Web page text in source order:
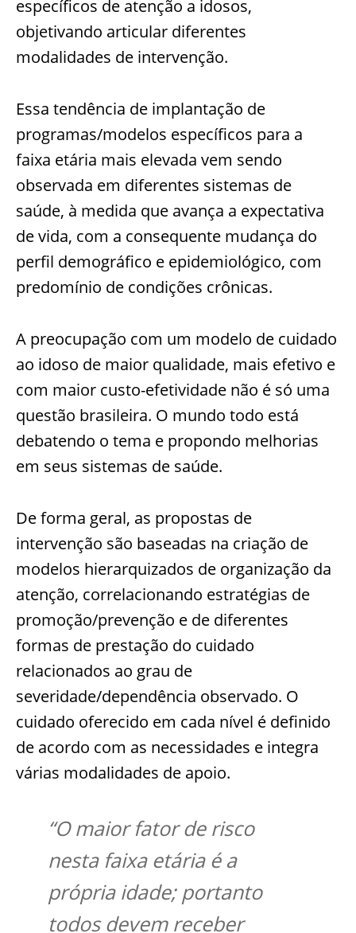
específicos de atenção a idosos,
objetivando articular diferentes
modalidades de intervenção.
Essa tendência de implantação de
programas/modelos específicos para a
faixa etária mais elevada vem sendo
observada em diferentes sistemas de
saúde, à medida que avança a expectativa
de vida, com a consequente mudança do
perfil demográfico e epidemiológico, com
predomínio de condições crônicas.
A preocupação com um modelo de cuidado
ao idoso de maior qualidade, mais efetivo e
com maior custo-efetividade não é só uma
questão brasileira. O mundo todo está
debatendo o tema e propondo melhorias
em seus sistemas de saúde.
De forma geral, as propostas de
intervenção são baseadas na criação de
modelos hierarquizados de organização da
atenção, correlacionando estratégias de
promoção/prevenção e de diferentes
formas de prestação do cuidado
relacionados ao grau de
severidade/dependência observado. O
cuidado oferecido em cada nível é definido
de acordo com as necessidades e integra
várias modalidades de apoio.
“O maior fator de risco
nesta faixa etária é a
própria idade; portanto
todos devem receber